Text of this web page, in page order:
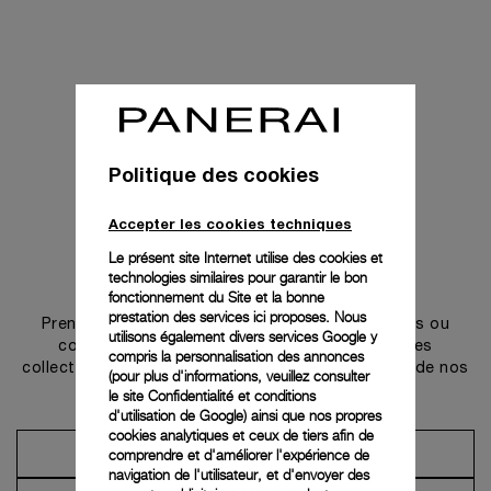
Prendre contact
Prenez rendez-vous dans l’une de nos boutiques ou
contactez notre conciergerie pour découvrir les
collections et bénéficier des conseils ou services de nos
ambassadeurs.
Prendre un rendez-vous
Politique des cookies
Accepter les cookies techniques
Le présent site Internet utilise des cookies et
technologies similaires pour garantir le bon
fonctionnement du Site et la bonne
prestation des services ici proposes. Nous
utilisons également divers services Google y
compris la personnalisation des annonces
(pour plus d'informations, veuillez consulter
le site Confidentialité et conditions
d'utilisation de Google) ainsi que nos propres
cookies analytiques et ceux de tiers afin de
comprendre et d'améliorer l'expérience de
navigation de l'utilisateur, et d'envoyer des